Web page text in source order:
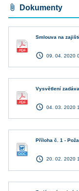
attach_file Dokumenty
Smlouva na
access_time 09. 04. 2020
Vysvětlení
access_time 04. 03. 2020
Příloha č. 1 -
access_time 20. 02. 2020